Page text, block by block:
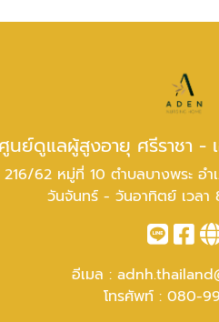
ศูนย์ดูแลผู้สูงอายุ ศรีราชา -
216/62 หมู่ที่ 10 ตำบลบางพระ อำ
วันจันทร์ - วันอาทิตย์ เวลา
อีเมล :
โทรศัพท์ : 080-